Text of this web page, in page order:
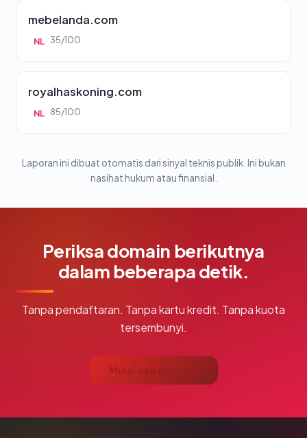
mebelanda.com
NL 35/100
royalhaskoning.com
NL 85/100
Laporan ini dibuat otomatis dari sinyal teknis publik. Ini bukan
nasihat hukum atau finansial.
Periksa domain berikutnya
dalam beberapa detik.
Tanpa pendaftaran. Tanpa kartu kredit. Tanpa kuota
tersembunyi.
Mulai cek gratis →